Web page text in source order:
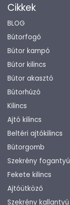
Cikkek
BLOG
Bútorfogó
Bútor kampó
Bútor kilincs
Bútor akasztó
Bútorhúzó
Kilincs
Ajtó kilincs
Beltéri ajtókilincs
Bútorgomb
Szekrény fogantyú
Fekete kilincs
Ajtóütköző
Szekrény kallantyú